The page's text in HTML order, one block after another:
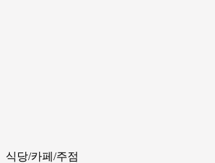
식당/카페/주점